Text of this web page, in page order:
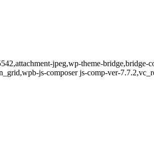
jpeg,wp-theme-
js-composer js-comp-ver-